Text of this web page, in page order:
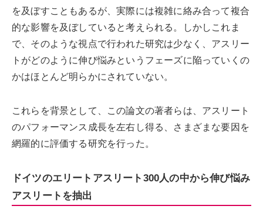
を及ぼすこともあるが、実際には複雑に絡み合って複合
的な影響を及ぼしていると考えられる。しかしこれま
で、そのような視点で行われた研究は少なく、アスリー
トがどのように伸び悩みというフェーズに陥っていくの
かはほとんど明らかにされていない。
これらを背景として、この論文の著者らは、アスリート
のパフォーマンス成長を左右し得る、さまざまな要因を
網羅的に評価する研究を行った。
ドイツのエリートアスリート300人の中から伸び悩み
アスリートを抽出